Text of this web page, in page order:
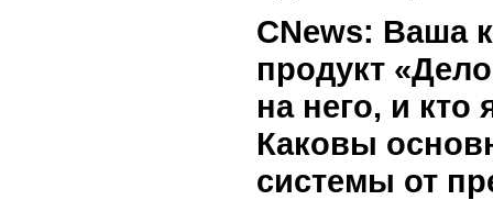
CNews: Ваша
продукт
на него, и
Каковы
системы от